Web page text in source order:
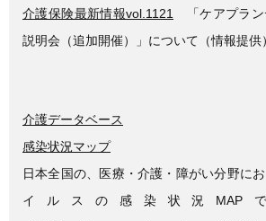
介護保険最新情報vol.1121
「ケアプラン
説明会（追加開催）」について（情報提供）
介護データベース
感染状況マップ
日本全国の、医療・介護・障がい分野に
イルスの感染状況MAPで